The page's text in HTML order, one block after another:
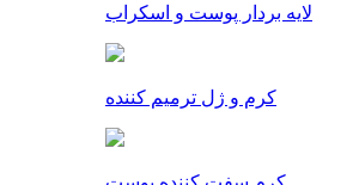
لایه بردار پوست و اسکراب
کرم و ژل ترمیم کننده